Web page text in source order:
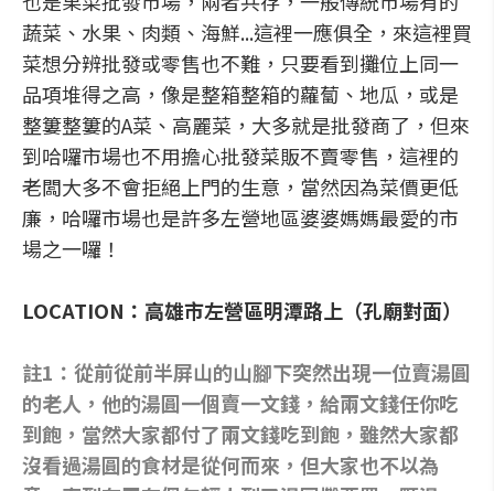
蔬菜、水果、肉類、海鮮...這裡一應俱全，來這裡買
菜想分辨批發或零售也不難，只要看到攤位上同一
品項堆得之高，像是整箱整箱的蘿蔔、地瓜，或是
整簍整簍的A菜、高麗菜，大多就是批發商了，但來
到哈囉市場也不用擔心批發菜販不賣零售，這裡的
老闆大多不會拒絕上門的生意，當然因為菜價更低
廉，哈囉市場也是許多左營地區婆婆媽媽最愛的市
場之一囉！
LOCATION：高雄市左營區明潭路上（孔廟對面）
註1：從前從前半屏山的山腳下突然出現一位賣湯圓
的老人，他的湯圓一個賣一文錢，給兩文錢任你吃
到飽，當然大家都付了兩文錢吃到飽，雖然大家都
沒看過湯圓的食材是從何而來，但大家也不以為